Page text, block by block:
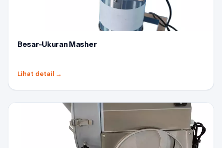
Besar-Ukuran Masher
Lihat detail →